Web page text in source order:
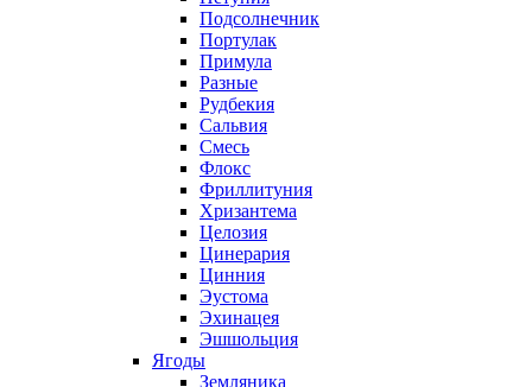
Подсолнечник
Портулак
Примула
Разные
Рудбекия
Сальвия
Смесь
Флокс
Фриллитуния
Хризантема
Целозия
Цинерария
Цинния
Эустома
Эхинацея
Эшшольция
Ягоды
Земляника